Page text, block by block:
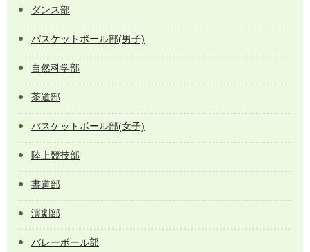
ダンス部
バスケットボール部(男子)
自然科学部
茶道部
バスケットボール部(女子)
陸上競技部
書道部
演劇部
バレーボール部